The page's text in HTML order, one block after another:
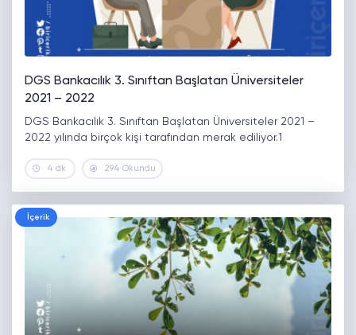
DGS Bankacılık 3. Sınıftan Başlatan Üniversiteler
2021 – 2022
DGS Bankacılık 3. Sınıftan Başlatan Üniversiteler 2021 –
2022 yılında birçok kişi tarafından merak ediliyor.1
4 dk. 294 Okundu
İçerik